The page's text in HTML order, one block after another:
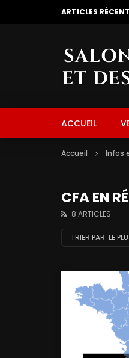
ARTICLES
ACCUEIL
Accueil Infos
CFA EN
8 ARTICLES
TRIER PAR: LE